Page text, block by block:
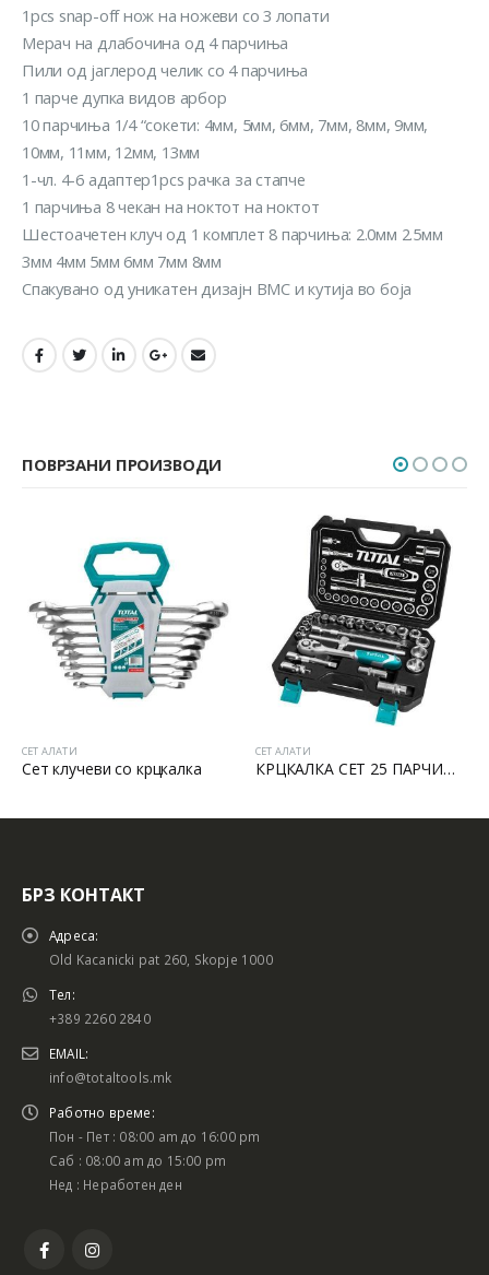
1pcs snap-off нож на ножеви со 3 лопати
Мерач на длабочина од 4 парчиња
Пили од јаглерод челик со 4 парчиња
1 парче дупка видов арбор
10 парчиња 1/4 “сокети: 4мм, 5мм, 6мм, 7мм, 8мм, 9мм,
10мм, 11мм, 12мм, 13мм
1-чл. 4-6 адаптер1pcs рачка за стапче
1 парчиња 8 чекан на ноктот на ноктот
Шестоачетен клуч од 1 комплет 8 парчиња: 2.0мм 2.5мм
3мм 4мм 5мм 6мм 7мм 8мм
Спакувано од уникатен дизајн BMC и кутија во боја
ПОВРЗАНИ ПРОИЗВОДИ
СЕТ АЛАТИ
Сет клучеви со крцкалка
СЕТ АЛАТИ
КРЦКАЛКА СЕТ 25 ПАРЧИЊА
БРЗ КОНТАКТ
Адреса:
Old Kacanicki pat 260, Skopje 1000
Тел:
+389 2260 2840
EMAIL:
info@totaltools.mk
Работно време:
Пон - Пет : 08:00 am до 16:00 pm
Саб : 08:00 am до 15:00 pm
Нед : Неработен ден